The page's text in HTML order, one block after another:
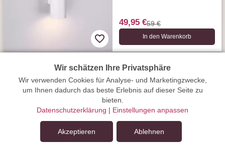
49,95 €59 €
In den Warenkorb
Deckenstrahler, Quadratisch, 4
verstellbare Spots, 24 cm x 24
cm
99,95 €
In den Warenkorb
Wir schätzen Ihre Privatsphäre
Wir verwenden Cookies für Analyse- und Marketingzwecke,
um Ihnen dadurch das beste Erlebnis auf dieser Seite zu
bieten.
Datenschutzerklärung | Einstellungen anpassen
Akzeptieren Ablehnen